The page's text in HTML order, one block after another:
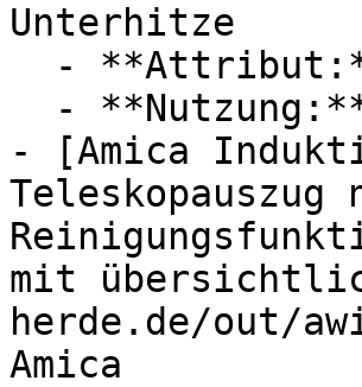
Unterhitze
- [Amica
Teleskopauszug
mit
herde.de/out/
Amica